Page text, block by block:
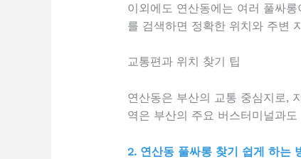
이외에도 연산동에는 여러 풀싸
를 검색하면 정확한 위치와 주변
교통편과 위치 찾기 팁
연산동은 부산의 교통 중심지로,
역은 부산의 주요 버스터미널과
2. 연산동 풀싸롱 찾기 쉽게 하는